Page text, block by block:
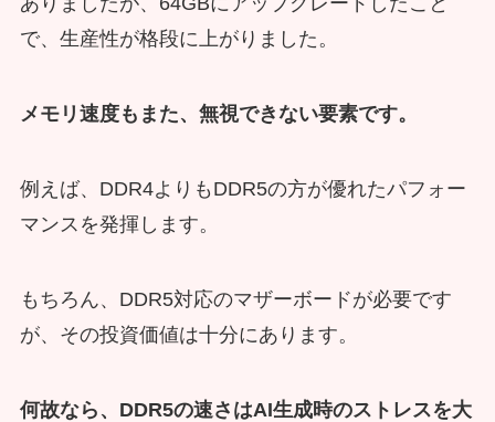
で、生産性が格段に上がりました。
メモリ速度もまた、無視できない要素です。
例えば、DDR4よりもDDR5の方が優れたパフォー
マンスを発揮します。
もちろん、DDR5対応のマザーボードが必要です
が、その投資価値は十分にあります。
何故なら、DDR5の速さはAI生成時のストレスを大